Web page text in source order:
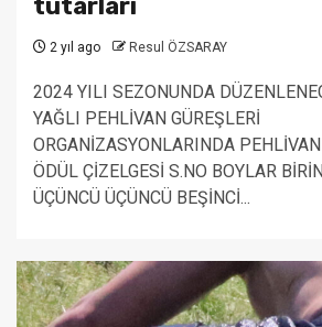
tutarları
2 yıl ago Resul ÖZSARAY
2024 YILI SEZONUNDA
YAĞLI PEHLİVAN GÜREŞLERİ
ORGANİZASYONLARINDA
ÖDÜL ÇİZELGESİ S.NO BOYLAR
ÜÇÜNCÜ ÜÇÜNCÜ BEŞİNCİ...